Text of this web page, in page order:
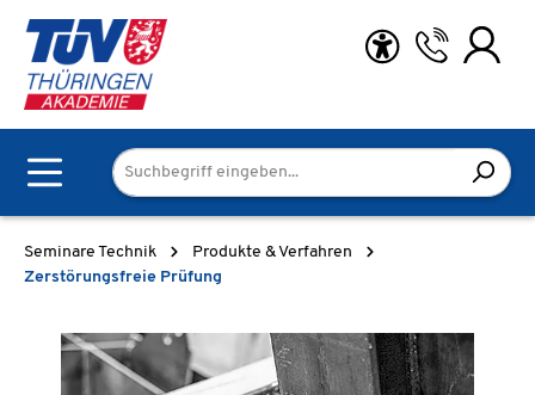
Zum Hauptinhalt springen
Seminare Technik
Produkte & Verfahren
Zerstörungsfreie Prüfung
Bildergalerie überspringen